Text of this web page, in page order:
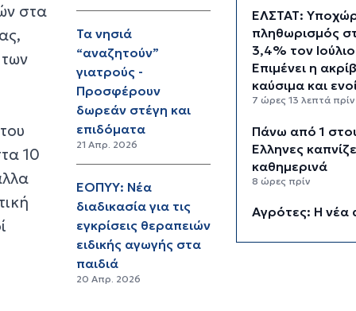
στα
10
Τα νησιά
“αναζητούν”
γιατρούς -
Προσφέρουν
δωρεάν στέγη και
επιδόματα
21 Απρ. 2026
ΕΟΠΥΥ: Νέα
διαδικασία για τις
εγκρίσεις θεραπειών
ειδικής αγωγής στα
παιδιά
20 Απρ. 2026
ΕΛΣΤΑΤ:
πληθωρισμός
3,4% τον
Επιμένει η
καύσιμα και
7 ώρες 13 λεπτά πρίν
Πάνω από 1
Έλληνες
καθημερινά
8 ώρες πρίν
Αγρότες: Η νέα
myAGRO, οι